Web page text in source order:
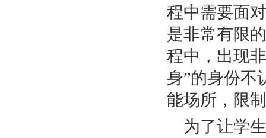
程中需要面
是非常有限
程中，出现
身”的身份不
能场所，限
为了让学